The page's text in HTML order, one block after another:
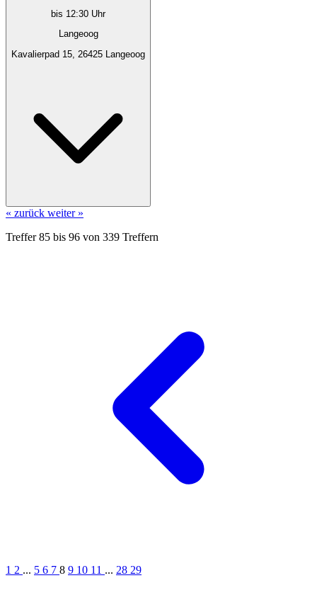
bis 12:30 Uhr
Langeoog
Kavalierpad 15, 26425 Langeoog
« zurück weiter »
Treffer85 bis 96 von 339 Treffern
1 2 ... 5 6 7 8 9 10 11 ... 28 29